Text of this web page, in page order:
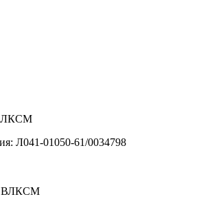
Л041-01050-61/0034798
ВЛКСМ